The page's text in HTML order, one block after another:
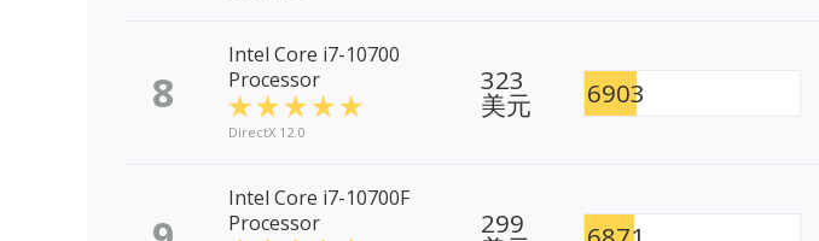
8
Intel Core i7-10700
Processor
DirectX 12.0
323
美元 6903
Intel Core i7-10700F
Processor
299